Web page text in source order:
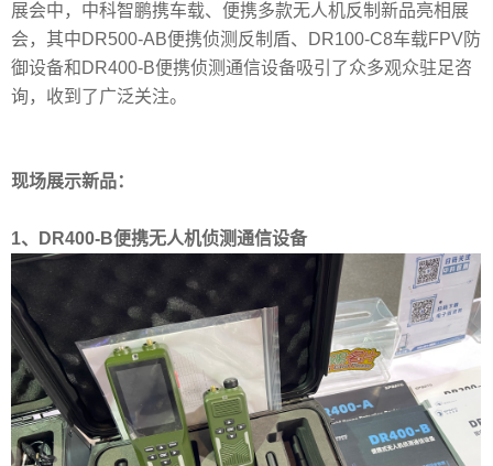
展会中，中科智鹏携车载、便携多款无人机反制新品亮相展
会，其中DR500-AB便携侦测反制盾、DR100-C8车载FPV防
御设备和DR400-B便携侦测通信设备吸引了众多观众驻足咨
询，收到了广泛关注。
现场展示新品：
1、 DR400-B便携无人机侦测通信设备